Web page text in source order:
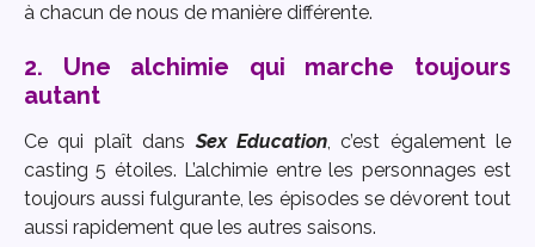
à chacun de nous de manière différente.
2. Une alchimie qui marche toujours
autant
Ce qui plaît dansSex Education, c’est également le
casting 5 étoiles. L’alchimie entre les personnages est
toujours aussi fulgurante, les épisodes se dévorent tout
aussi rapidement que les autres saisons.